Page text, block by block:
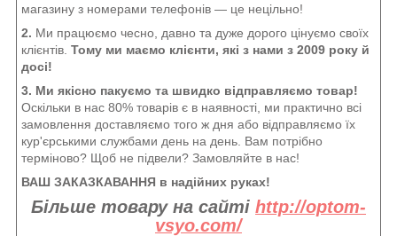
магазину з номерами телефонів — це нецільно!
2. Ми працюємо чесно, давно та дуже дорого цінуємо своїх
клієнтів. Тому ми маємо клієнти, які з нами з 2009 року й
досі!
3. Ми якісно пакуємо та швидко відправляємо товар!
Оскільки в нас 80% товарів є в наявності, ми практично всі
замовлення доставляємо того ж дня або відправляємо їх
кур'єрськими службами день на день. Вам потрібно
терміново? Щоб не підвели? Замовляйте в нас!
ВАШ ЗАКАЗКАВАННЯ в надійних руках!
Більше товару на сайті http://optom-
vsyo.com/